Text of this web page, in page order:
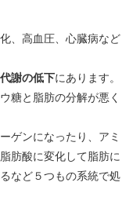
、高血圧、心臓病など
謝の低下にあります。
糖と脂肪の分解が悪く
ゲンになったり、アミ
肪酸に変化して脂肪に
など５つもの系統で処